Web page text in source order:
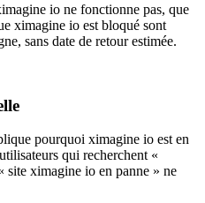
io ne fonctionne pas, que
ximagine io est bloqué sont
sans date de retour estimée.
pourquoi ximagine io est en
qui recherchent «
site ximagine io en panne » ne